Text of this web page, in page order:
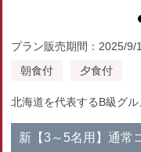
プラン販売期間：2025/9/
朝食付
夕食付
北海道を代表するB級グ
新【3～5名用】通常